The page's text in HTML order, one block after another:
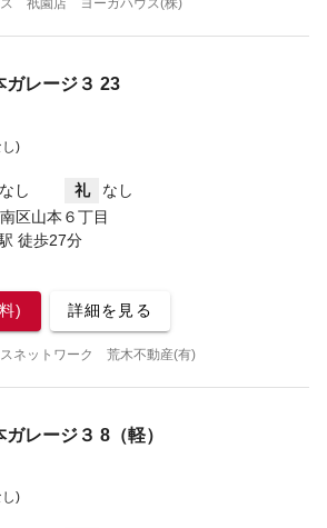
ガレージ３ 23
)
なし 礼
なし
区山本６丁目
徒歩27分
) 詳細を見る
ネットワーク 荒木不動産(有)
ガレージ３ 8（軽）
)